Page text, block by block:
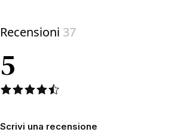
Recensioni 37
5
Scrivi una recensione